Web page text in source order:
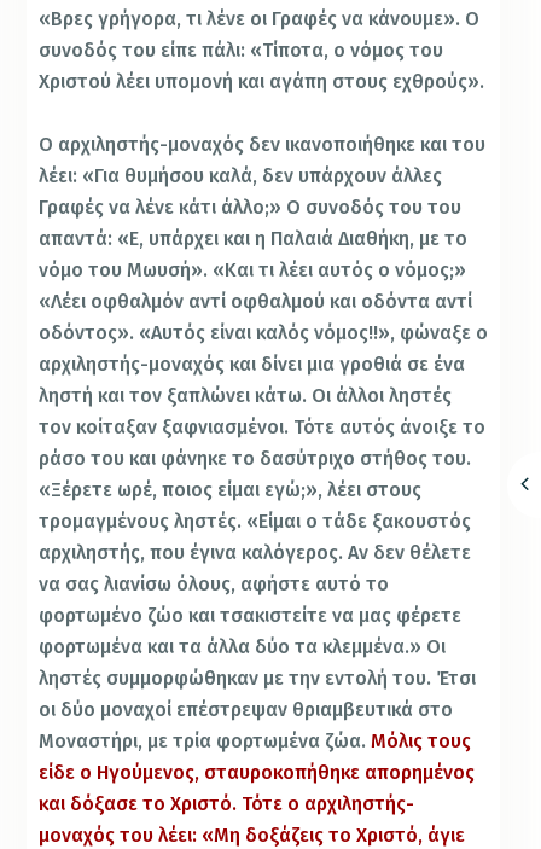
«Βρες γρήγορα, τι λένε οι Γραφές να κάνουμε». Ο
συνοδός του είπε πάλι: «Τίποτα, ο νόμος του
Χριστού λέει υπομονή και αγάπη στους εχθρούς».
Ο αρχιληστής-μοναχός δεν ικανοποιήθηκε και του
λέει: «Για θυμήσου καλά, δεν υπάρχουν άλλες
Γραφές να λένε κάτι άλλο;» Ο συνοδός του του
απαντά: «Ε, υπάρχει και η Παλαιά Διαθήκη, με το
νόμο του Μωυσή». «Και τι λέει αυτός ο νόμος;»
«Λέει οφθαλμόν αντί οφθαλμού και οδόντα αντί
οδόντος». «Αυτός είναι καλός νόμος!!», φώναξε ο
αρχιληστής-μοναχός και δίνει μια γροθιά σε ένα
ληστή και τον ξαπλώνει κάτω. Οι άλλοι ληστές
τον κοίταξαν ξαφνιασμένοι. Τότε αυτός άνοιξε το
ράσο του και φάνηκε το δασύτριχο στήθος του.
«Ξέρετε ωρέ, ποιος είμαι εγώ;», λέει στους
τρομαγμένους ληστές. «Είμαι ο τάδε ξακουστός
αρχιληστής, που έγινα καλόγερος. Αν δεν θέλετε
να σας λιανίσω όλους, αφήστε αυτό το
φορτωμένο ζώο και τσακιστείτε να μας φέρετε
φορτωμένα και τα άλλα δύο τα κλεμμένα.» Οι
ληστές συμμορφώθηκαν με την εντολή του. Έτσι
οι δύο μοναχοί επέστρεψαν θριαμβευτικά στο
Μοναστήρι, με τρία φορτωμένα ζώα.Μόλις τους
είδε ο Ηγούμενος, σταυροκοπήθηκε απορημένος
και δόξασε το Χριστό. Τότε ο αρχιληστής-
μοναχός του λέει: «Μη δοξάζεις το Χριστό, άγιε